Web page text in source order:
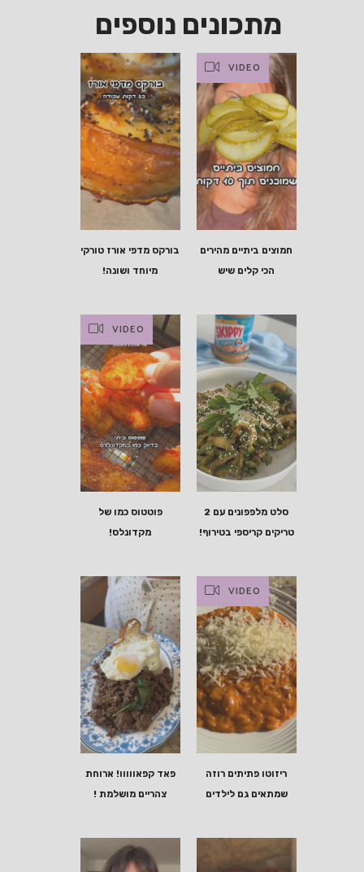
מתכונים נוספים
בורקס מדפי אורז טורקי
מיוחד ושונה!
VIDEO
חמוצים ביתיים מהירים
הכי קלים שיש
VIDEO
פוטטוס כמו של
מקדונלס!
סלט מלפפונים עם 2
טריקים קריספי בטירוף!
פאד קפאווווו! ארוחת
צהריים מושלמת !
VIDEO
ריזוטו פתיתים רוזה
שמתאים גם לילדים